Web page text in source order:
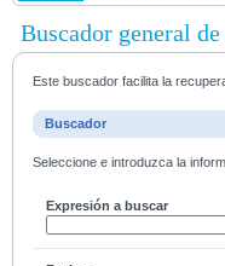
Buscador general
Este buscador facilita la
Buscador
Seleccione e introduzca la
Expresión a buscar